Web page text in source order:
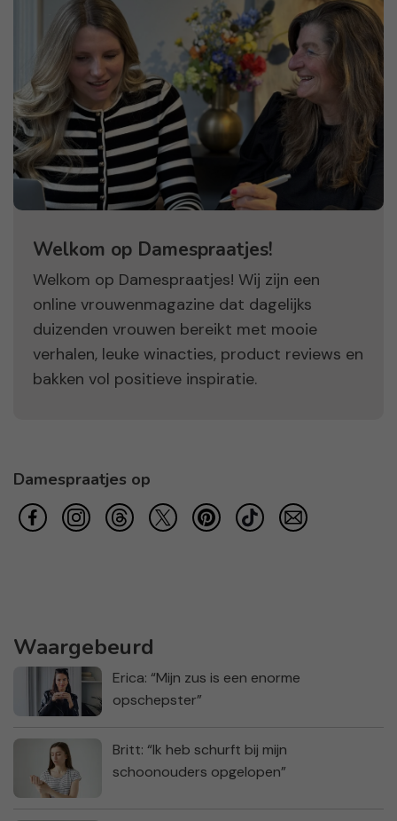
Welkom op Damespraatjes!
Welkom op Damespraatjes! Wij zijn een
online vrouwenmagazine dat dagelijks
duizenden vrouwen bereikt met mooie
verhalen, leuke winacties, product reviews en
bakken vol positieve inspiratie.
Damespraatjes op
Waargebeurd
Erica: “Mijn zus is een enorme
opschepster”
Britt: “Ik heb schurft bij mijn
schoonouders opgelopen”